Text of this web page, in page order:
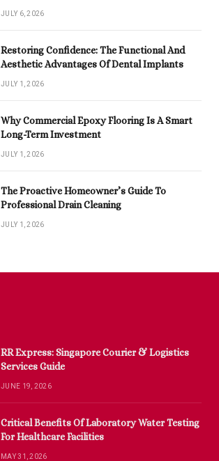
JULY 6, 2026
Restoring Confidence: The Functional And
Aesthetic Advantages Of Dental Implants
JULY 1, 2026
Why Commercial Epoxy Flooring Is A Smart
Long-Term Investment
JULY 1, 2026
The Proactive Homeowner’s Guide To
Professional Drain Cleaning
JULY 1, 2026
RR Express: Singapore Courier & Logistics
Services Guide
JUNE 19, 2026
Critical Benefits Of Laboratory Water Testing
For Healthcare Facilities
MAY 31, 2026